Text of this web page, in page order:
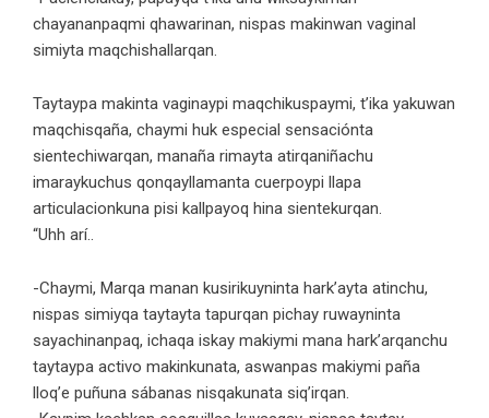
chayananpaqmi qhawarinan, nispas makinwan vaginal
simiyta maqchishallarqan.
Taytaypa makinta vaginaypi maqchikuspaymi, t’ika yakuwan
maqchisqaña, chaymi huk especial sensaciónta
sientechiwarqan, manaña rimayta atirqaniñachu
imaraykuchus qonqayllamanta cuerpoypi llapa
articulacionkuna pisi kallpayoq hina sientekurqan.
“Uhh arí..
-Chaymi, Marqa manan kusirikuyninta hark’ayta atinchu,
nispas simiyqa taytayta tapurqan pichay ruwayninta
sayachinanpaq, ichaqa iskay makiymi mana hark’arqanchu
taytaypa activo makinkunata, aswanpas makiymi paña
lloq’e puñuna sábanas nisqakunata siq’irqan.